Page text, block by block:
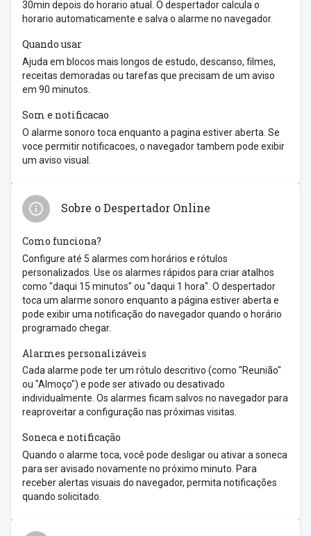
30min depois do horario atual. O despertador calcula o
horario automaticamente e salva o alarme no navegador.
Quando usar
Ajuda em blocos mais longos de estudo, descanso, filmes,
receitas demoradas ou tarefas que precisam de um aviso
em 90 minutos.
Som e notificacao
O alarme sonoro toca enquanto a pagina estiver aberta. Se
voce permitir notificacoes, o navegador tambem pode exibir
um aviso visual.
Sobre o Despertador Online
Como funciona?
Configure até 5 alarmes com horários e rótulos
personalizados. Use os alarmes rápidos para criar atalhos
como "daqui 15 minutos" ou "daqui 1 hora". O despertador
toca um alarme sonoro enquanto a página estiver aberta e
pode exibir uma notificação do navegador quando o horário
programado chegar.
Alarmes personalizáveis
Cada alarme pode ter um rótulo descritivo (como "Reunião"
ou "Almoço") e pode ser ativado ou desativado
individualmente. Os alarmes ficam salvos no navegador para
reaproveitar a configuração nas próximas visitas.
Soneca e notificação
Quando o alarme toca, você pode desligar ou ativar a soneca
para ser avisado novamente no próximo minuto. Para
receber alertas visuais do navegador, permita notificações
quando solicitado.